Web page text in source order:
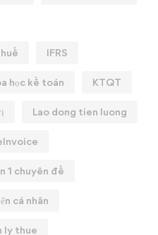
IFRS
học kế toán KTQT
Lao dong tien luong
1 chuyên đề
cá nhân
ly thue